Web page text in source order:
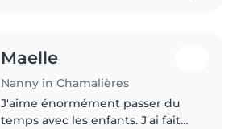
Maelle
Nanny in Chamalières
J'aime énormément passer du
temps avec les enfants. J'ai fait